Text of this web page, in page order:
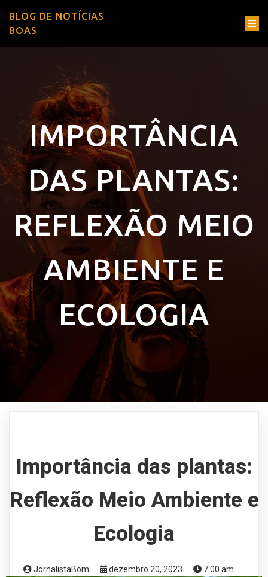
BLOG DE NOTÍCIAS
BOAS
IMPORTÂNCIA
DAS PLANTAS:
REFLEXÃO MEIO
AMBIENTE E
ECOLOGIA
Importância das plantas:
Reflexão Meio Ambiente e
Ecologia
JornalistaBom dezembro 20, 2023 7:00 am